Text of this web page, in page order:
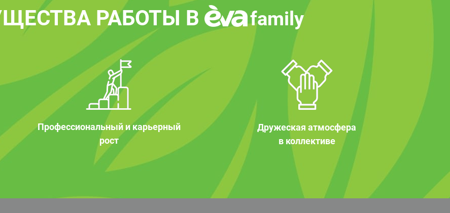
РАБОТЫ В family
Профессиональный и карьерный
рост
Дружеская атмосфера
в коллективе